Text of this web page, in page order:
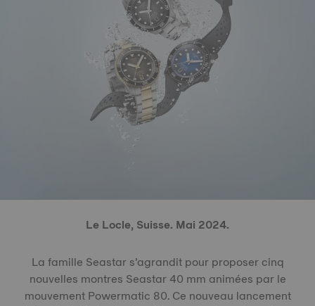
Le Locle, Suisse. Mai 2024.
La famille Seastar s’agrandit pour proposer cinq
nouvelles montres Seastar 40 mm animées par le
mouvement Powermatic 80. Ce nouveau lancement